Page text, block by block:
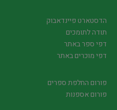
הדסטארט פיינדאבוק
תודה לתומכים
דפי ספר באתר
דפי מוכרים באתר
פורום החלפת ספרים
פורום אספנות